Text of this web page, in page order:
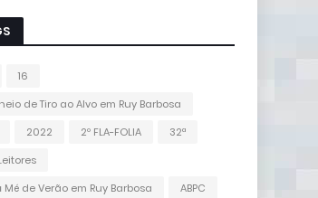
16
de Tiro ao Alvo em Ruy Barbosa
2022 2º FLA-FOLIA
32ª
Mé de Verão em Ruy Barbosa
ABPC